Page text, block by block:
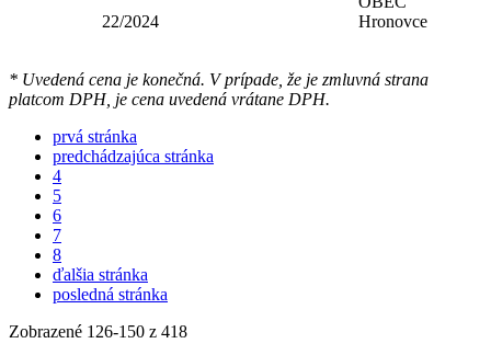
22/2024
Hronovce
* Uvedená cena je konečná. V prípade, že je zmluvná strana
platcom DPH, je cena uvedená vrátane DPH.
prvá stránka
predchádzajúca stránka
4
5
6
7
8
ďalšia stránka
posledná stránka
Zobrazené 126-150 z 418